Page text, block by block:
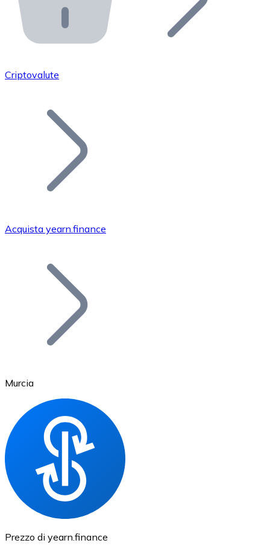
API Bitnovo
Integra la nostra API nel tuo ecosistema.
Unisciti alla nostra rete di rivenditori e
Aggiungi il token del tuo progetto al nostro servizio di
Bitcoin
Ethereum
ETH
Criptovalute
Acquista yearn.finance
Murcia
Prezzo di yearn.finance